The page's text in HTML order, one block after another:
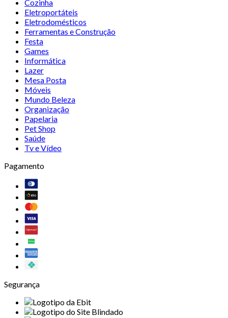
Cozinha
Eletroportáteis
Eletrodomésticos
Ferramentas e Construção
Festa
Games
Informática
Lazer
Mesa Posta
Móveis
Mundo Beleza
Organização
Papelaria
Pet Shop
Saúde
Tv e Vídeo
Pagamento
Segurança